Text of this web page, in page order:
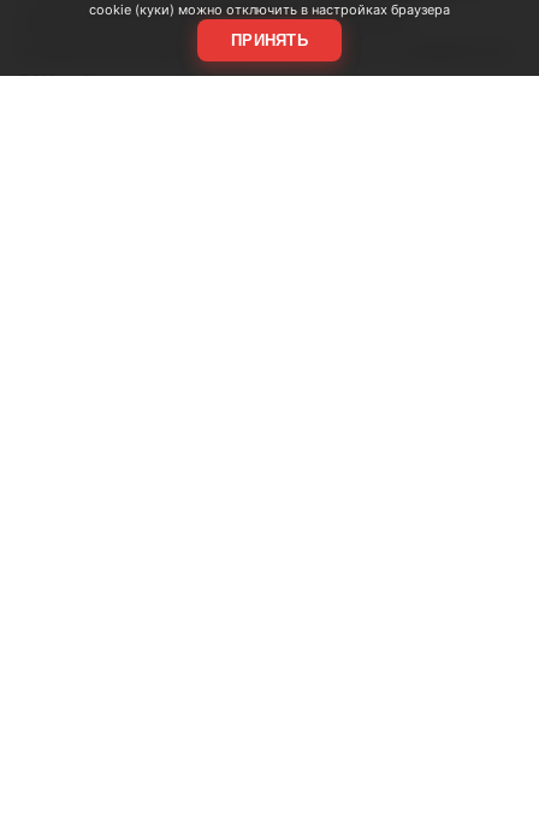
для систем ПВО и ракет Meteor для шведских
истребителей Gripen». Сразу оговоримся, что самолётов у
ВСУ ещё нет, но планы на них уже наполеоновские.
cookie (куки) можно отключить в настройках браузера
ПРИНЯТЬ